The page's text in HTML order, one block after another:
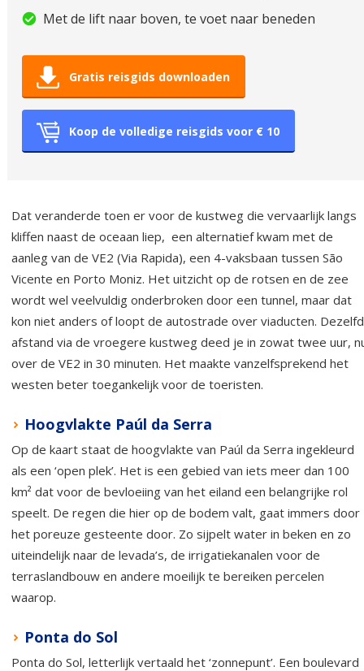
Met de lift naar boven, te voet naar beneden
Gratis reisgids downloaden
Koop de volledige reisgids voor € 10
Dat veranderde toen er voor de kustweg die vervaarlijk langs
kliffen naast de oceaan liep, een alternatief kwam met de
aanleg van de VE2 (Via Rapida), een 4-vaksbaan tussen São
Vicente en Porto Moniz. Het uitzicht op de rotsen en de zee
wordt wel veelvuldig onderbroken door een tunnel, maar dat
kon niet anders of loopt de autostrade over viaducten.
afstand via de vroegere kustweg deed je in zowat twee uur,
over de VE2 in 30 minuten. Het maakte vanzelfsprekend het
westen beter toegankelijk voor de toeristen.
Hoogvlakte Paúl da Serra
Op de kaart staat de hoogvlakte van Paúl da Serra ingekleurd
als een ‘open plek’. Het is een gebied van iets meer dan 100
km² dat voor de bevloeiing van het eiland een belangrijke rol
speelt. De regen die hier op de bodem valt, gaat immers door
het poreuze gesteente door. Zo sijpelt water in beken en zo
uiteindelijk naar de levada’s, de irrigatiekanalen voor de
terraslandbouw en andere moeilijk te bereiken percelen
waarop.
Ponta do Sol
Ponta do Sol, letterlijk vertaald het ‘zonnepunt’. Een boulevard